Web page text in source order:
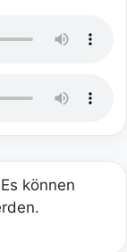
Es können